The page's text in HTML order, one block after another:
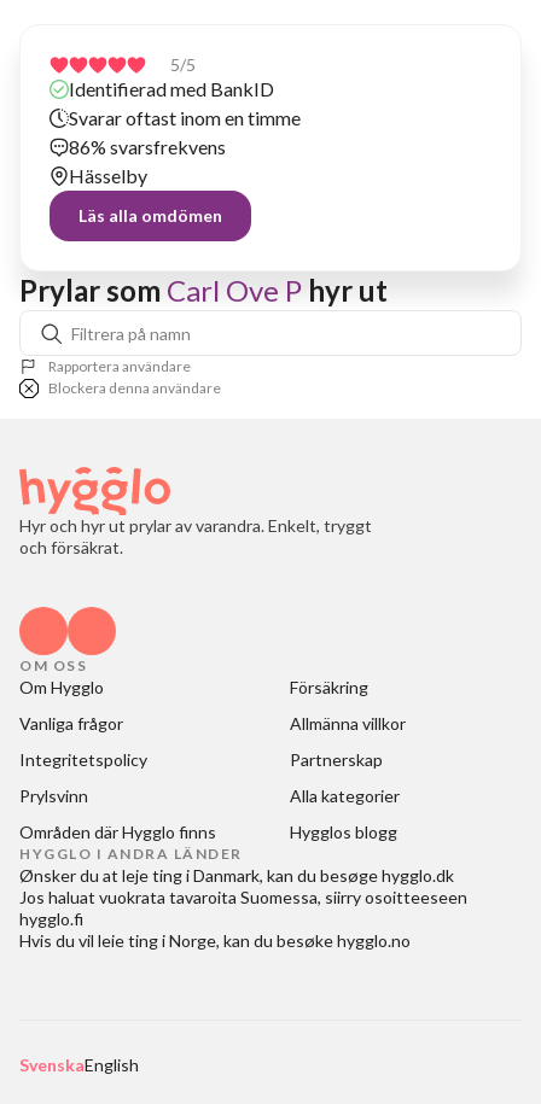
5/5
Identifierad med BankID
Svarar oftast inom en timme
86% svarsfrekvens
Hässelby
Läs alla omdömen
Prylar som Carl Ove P hyr ut
Rapportera användare
Blockera denna användare
Hyr och hyr ut prylar av varandra. Enkelt, tryggt
och försäkrat.
OM OSS
Om Hygglo
Försäkring
Vanliga frågor
Allmänna villkor
Integritetspolicy
Partnerskap
Prylsvinn
Alla kategorier
Områden där Hygglo finns
Hygglos blogg
HYGGLO I ANDRA LÄNDER
Ønsker du at leje ting i Danmark, kan du besøgehygglo.dk
Jos haluat vuokrata tavaroita Suomessa, siirry osoitteeseen
hygglo.fi
Hvis du vil leie ting i Norge, kan du besøkehygglo.no
SvenskaEnglish